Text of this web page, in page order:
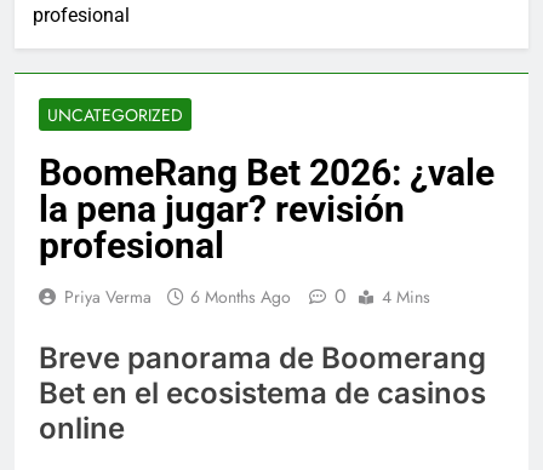
profesional
UNCATEGORIZED
BoomeRang Bet 2026: ¿vale
la pena jugar? revisión
profesional
Priya Verma 6 Months Ago 0 4 Mins
Breve panorama de Boomerang
Bet en el ecosistema de casinos
online